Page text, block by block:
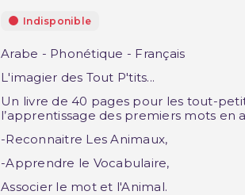
Indisponible
Arabe - Phonétique - Français
L'imagier des Tout P'tits...
Un livre de 40 pages pour les tout-
l’apprentissage des premiers mots en
-Reconnaitre Les Animaux,
-Apprendre le Vocabulaire,
Associer le mot et l'Animal.